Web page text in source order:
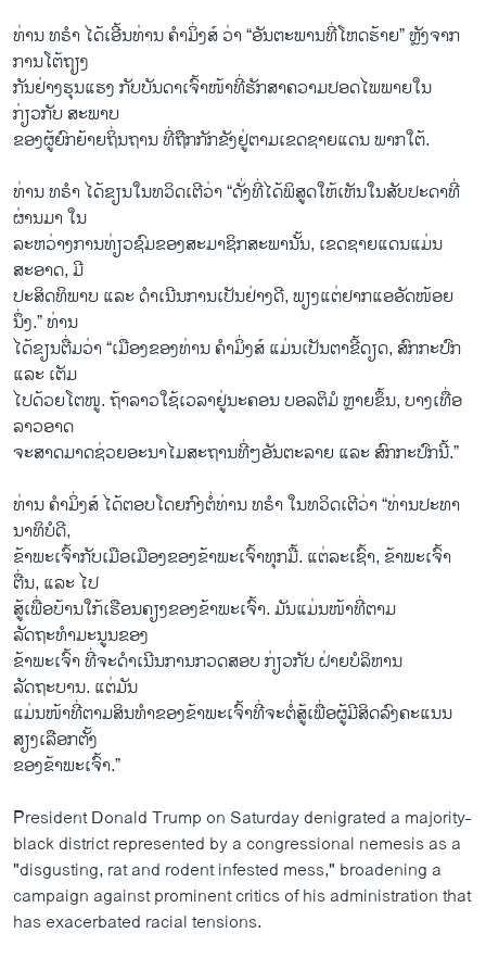
ທ່ານ ທ​ຣຳ ໄດ້​ເອີ້ນ​ທ່ານ ຄຳ​ມິ່ງ​ສ໌ ວ່າ “ອັນ​ຕະ​ພາ​ນ​ທີ່​ໂຫດ​ຮ້າຍ” ຫຼັງ​ຈາກ​
ການໂຕ້​ຖຽງ​
ກັນຢ່າງຮຸນແຮງ ກັບບັນດາເຈົ້າໜ້າທີ່ຮັກສາຄວາມປອດໄພພາຍໃນ
ກ່ຽວກັບ ສະພາບ
ຂອງຜູ້ຍົກຍ້າຍຖິ່ນຖານ ທີ່ຖືກກັກຂັງຢູ່ຕາມເຂດຊາຍແດນ ພາກໃຕ້.
ທ່ານ ທຣ​ຳ ໄດ້​ຂຽນ​ໃນ​ທວິດ​ເຕີ​ວ່າ “ດັ່ງ​ທີ່​ໄດ້​ພິ​ສູດ​ໃຫ້​ເຫັນ​ໃນ​ສັບ​ປະ​ດາ​ທີ່​
ຜ່ານ​ມາ ໃນ​
ລະຫວ່າງການທ່ຽວຊົມຂອງສະມາຊິກສະພານັ້ນ, ເຂດຊາຍແດນແມ່ນ
ສະອາດ, ມີ
ປະສິດທິພາບ ແລະ ດຳເນີນການເປັນຢ່າງດີ, ພຽງແຕ່ຢາກແອອັດໜ້ອຍ
ນຶ່ງ.” ທ່ານ
ໄດ້ຂຽນຕື່ມວ່າ “ເມືອງຂອງທ່ານ ຄຳມິ່ງສ໌ ແມ່ນເປັນຕາຂີ້ດຽດ, ສົກກະປົກ
ແລະ ເຕັມ
ໄປດ້ວຍໂຕໜູ. ຖ້າລາວໃຊ້ເວລາຢູ່ນະຄອນ ບອລຕິມໍ ຫຼາຍຂຶ້ນ, ບາງເທື່ອ
ລາວອາດ
ຈະສາດມາດຊ່ວຍອະນາໄມສະຖານທີ່ໆອັນຕະລາຍ ແລະ ສົກກະປົກນີ້.”
ທ່ານ ຄຳ​ມິ່ງ​ສ໌ ໄດ້​ຕອບ​ໂດຍ​ກົງ​ຕໍ່​ທ່ານ ທ​ຣຳ ໃນ​ທວິດ​ເຕີວ່າ “ທ່ານ​ປະ​ທາ​
ນາ​ທິ​ບໍ​ດີ,
ຂ້າພະເຈົ້າກັບເມືອເມືອງຂອງຂ້າພະເຈົ້າທຸກມື້. ແຕ່ລະເຊົ້າ, ຂ້າພະເຈົ້າ
ຕື່ນ, ແລະ ໄປ
ສູ້ເພື່ອບ້ານໃກ້ເຮືອນຄຽງຂອງຂ້າພະເຈົ້າ. ມັນແມ່ນໜ້າທີ່ຕາມ
ລັດຖະທຳມະນູນຂອງ
ຂ້າພະເຈົ້າ ທີ່ຈະດຳເນີນການກວດສອບ ກ່ຽວກັບ ຝ່າຍບໍລິຫານ
ລັດຖະບານ. ແຕ່ມັນ
ແມ່ນໜ້າທີ່ຕາມສິນທຳຂອງຂ້າພະເຈົ້າທີ່ຈະຕໍ່ສູ້ເພື່ອຜູ້ມີສິດລົງຄະແນນ
ສຽງເລືອກຕັ້ງ
ຂອງຂ້າພະເຈົ້າ.”
President Donald Trump on Saturday denigrated a majority-
black district represented by a congressional nemesis as a
"disgusting, rat and rodent infested mess," broadening a
campaign against prominent critics of his administration that
has exacerbated racial tensions.